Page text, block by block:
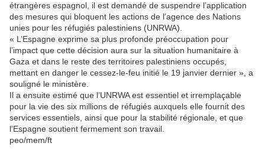
étrangères espagnol, il est demandé de suspendre l’application
des mesures qui bloquent les actions de l’agence des Nations
unies pour les réfugiés palestiniens (UNRWA).
« L’Espagne exprime sa plus profonde préoccupation pour
l’impact que cette décision aura sur la situation humanitaire à
Gaza et dans le reste des territoires palestiniens occupés,
mettant en danger le cessez-le-feu initié le 19 janvier dernier », a
souligné le ministère.
Il a ensuite estimé que l’UNRWA est essentiel et irremplaçable
pour la vie des six millions de réfugiés auxquels elle fournit des
services essentiels, ainsi que pour la stabilité régionale, et que
l’Espagne soutient fermement son travail.
peo/mem/ft